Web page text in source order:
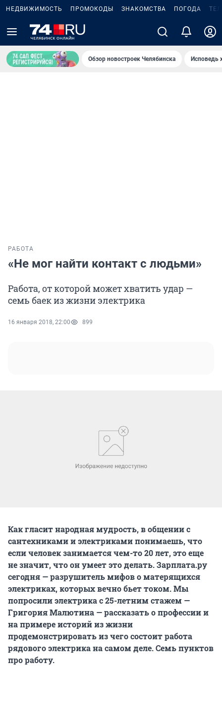
НЕДВИЖИМОСТЬ ПРОМОКОДЫ ЗНАКОМСТВА ПОГОДА
Обзор новостроек Челябинска Исповедь
РАБОТА
«Не мог найти контакт с людьми»
Работа, от которой может хватить удар —
семь баек из жизни электрика
16 января 2018, 22:00 899
Как гласит народная мудрость, в общении с
сантехниками и электриками понимаешь, что
если человек занимается чем-то 20 лет, это еще
не значит, что он умеет это делать. Зарплата.ру
сегодня — разрушитель мифов о матерящихся
электриках, которых вечно бьет током. Мы
попросили электрика с 25-летним стажем —
Григория Малютина — рассказать о профессии и
на примере историй из жизни
продемонстрировать из чего состоит работа
рядового электрика на самом деле. Семь пунктов
про работу.